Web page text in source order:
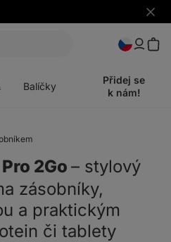
Skrýt
Balíčky
Přidej se
k nám!
2Go ⁠–⁠ stylový
zásobníky,
a praktickým
či tablety